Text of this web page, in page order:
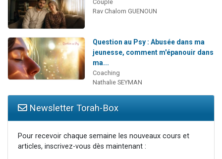
Couple
Rav Chalom GUENOUN
Question au Psy : Abusée dans ma
jeunesse, comment m'épanouir dans
ma...
Coaching
Nathalie SEYMAN
Newsletter Torah-Box
Pour recevoir chaque semaine les nouveaux cours et
articles, inscrivez-vous dès maintenant :